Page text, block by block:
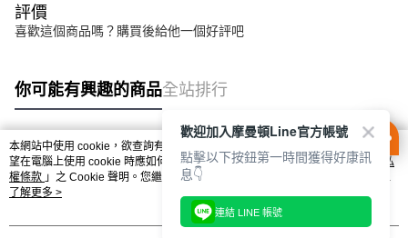
評價
喜歡這個商品嗎？購買後給他一個好評吧
你可能有興趣的商品全站排行
熱門標籤
本網站中使用 cookie，欲查詢有關本網站使用 cookie 方式之詳情，及若您不希
望在電腦上使用 cookie 時應如何變更電腦的 cookie 設定，請參閱本網站「
隱私
權條款 」之 Cookie 聲明。您繼續使用本網站即表示您同意本公司得按本網站使
用條款之 Cookie 聲明使用 cookie。
了解更多 >
歡迎加入摩曼頓Line官方帳號
點擊以下按鈕第一時間獲得好康訊
息👇
連結 LINE 帳號